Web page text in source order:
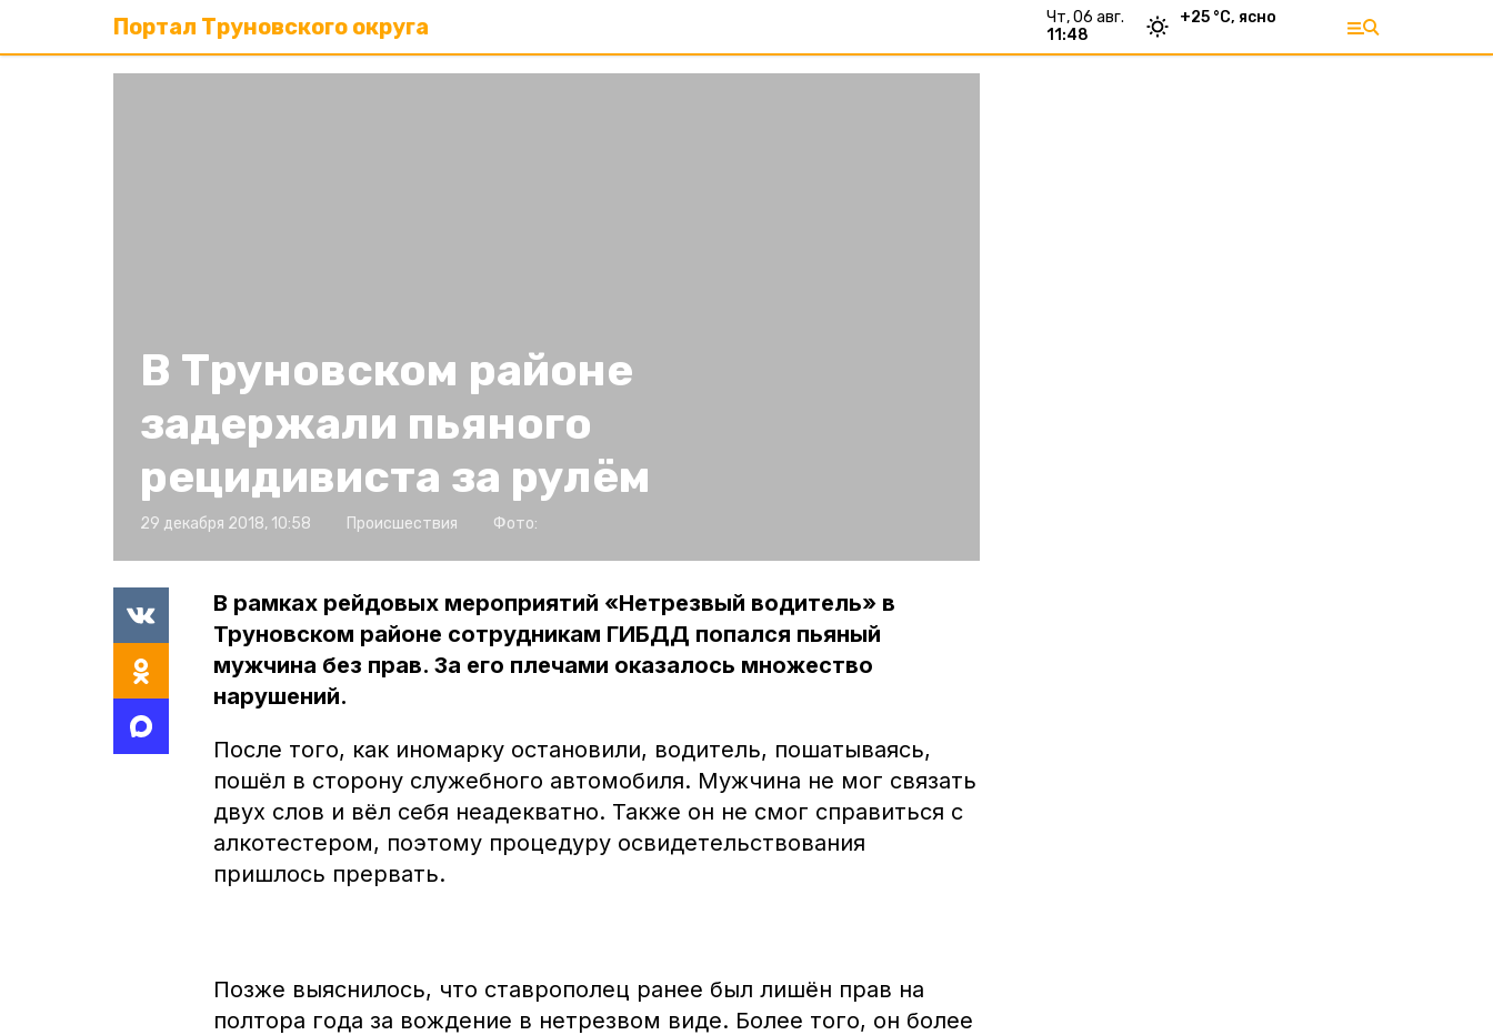
Портал Труновского округа
чт, 06 авг.
11:48
+25 °С, ясно
В Труновском районе
задержали пьяного
рецидивиста за рулём
29 декабря 2018, 10:58 Происшествия Фото:
В рамках рейдовых мероприятий «Нетрезвый водитель» в
Труновском районе сотрудникам ГИБДД попался пьяный
мужчина без прав. За его плечами оказалось множество
нарушений.
После того, как иномарку остановили, водитель, пошатываясь,
пошёл в сторону служебного автомобиля. Мужчина не мог связать
двух слов и вёл себя неадекватно. Также он не смог справиться с
алкотестером, поэтому процедуру освидетельствования
пришлось прервать.
Позже выяснилось, что ставрополец ранее был лишён прав на
полтора года за вождение в нетрезвом виде. Более того, он более